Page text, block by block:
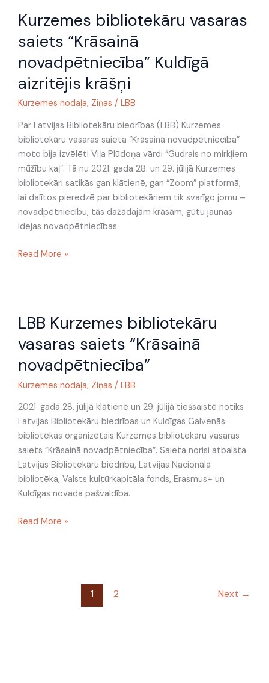
Kurzemes bibliotekāru vasaras
saiets “Krāsainā
novadpētniecība” Kuldīgā
aizritējis krāšņi
Kurzemes nodaļa, Ziņas / LBB
Par Latvijas Bibliotekāru biedrības (LBB) Kurzemes
bibliotekāru vasaras saieta “Krāsainā novadpētniecība”
moto bija izvēlēti Viļa Plūdoņa vārdi “Gudrais no mirkļiem
mūžību kaļ”. Tā nu 2021. gada 28. un 29. jūlijā Kurzemes
bibliotekāri satikās gan klātienē, gan “Zoom” platformā,
lai dalītos pieredzē par bibliotekāriem tik svarīgo jomu –
novadpētniecību, tās dažādajām krāsām, gūtu jaunas
idejas novadpētniecības
bibliotekāru
saiets
“Krāsainā
novadpētniecība”
Kuldīgā
aizritējis
Read More »
LBB Kurzemes bibliotekāru
vasaras saiets “Krāsainā
novadpētniecība”
Kurzemes nodaļa, Ziņas / LBB
2021. gada 28. jūlijā klātienē un 29. jūlijā tiešsaistē notiks
Latvijas Bibliotekāru biedrības un Kuldīgas Galvenās
bibliotēkas organizētais Kurzemes bibliotekāru vasaras
saiets “Krāsainā novadpētniecība”. Saieta norisi atbalsta
Latvijas Bibliotekāru biedrība, Latvijas Nacionālā
bibliotēka, Valsts kultūrkapitāla fonds, Erasmus+ un
Kuldīgas novada pašvaldība.
Kurzemes
vasaras
saiets
novadpētniecība”
Read More »
1 2 Next →